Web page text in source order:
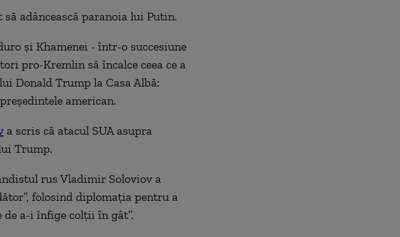
adâncească paranoia lui Putin.
și Khamenei - într-o succesiune
pro-Kremlin să încalce ceea ce a
Donald Trump la Casa Albă:
american.
a scris că atacul SUA asupra
Trump.
rus Vladimir Soloviov a
folosind diplomația pentru a
de a-i înfige colții în gât”.